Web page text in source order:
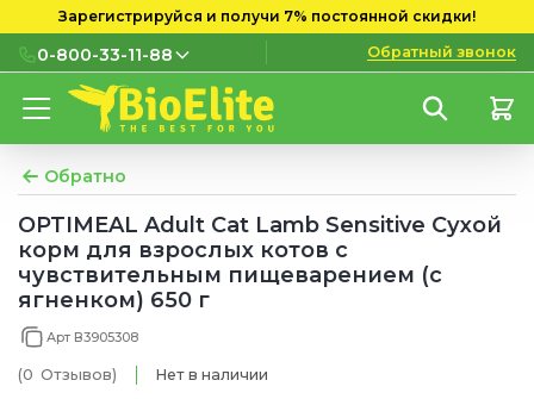
Зарегистрируйся и получи 7% постоянной скидки!
0-800-33-11-88
0-800-33-11-88
мобильных номеров
(097) 133 11 88
(095) 133 11 88
(073) 133 11 88
Обратный звонок
Обратно
OPTIMEAL Adult Cat Lamb Sensitive Сухой
корм для взрослых котов с
чувствительным пищеварением (с
ягненком) 650 г
Арт В3905308
(0 Отзывов) Нет в наличии